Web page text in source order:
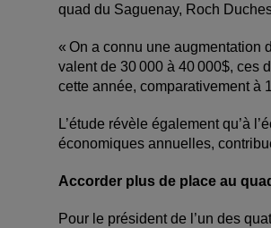
quad du Saguenay, Roch
« On a connu une augmentation
valent de 30 000 à 40 000$, ces
cette année, comparativement à
L’étude révèle également qu’à
économiques annuelles,
Accorder plus de place au
Pour le président de l’un des